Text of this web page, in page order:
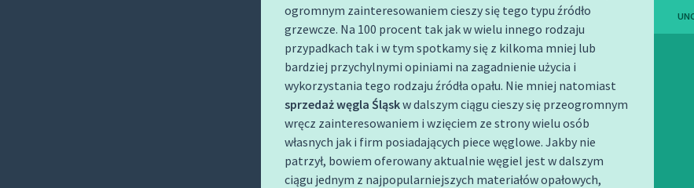
ogromnym zainteresowaniem cieszy się tego typu źródło
grzewcze. Na 100 procent tak jak w wielu innego rodzaju
przypadkach tak i w tym spotkamy się z kilkoma mniej lub
bardziej przychylnymi opiniami na zagadnienie użycia i
wykorzystania tego rodzaju źródła opału. Nie mniej natomiast
sprzedaż węgla Śląskw dalszym ciągu cieszy się przeogromnym
wręcz zainteresowaniem i wzięciem ze strony wielu osób
własnych jak i firm posiadających piece węglowe. Jakby nie
patrzył, bowiem oferowany aktualnie węgiel jest w dalszym
ciągu jednym z najpopularniejszych materiałów opałowych,